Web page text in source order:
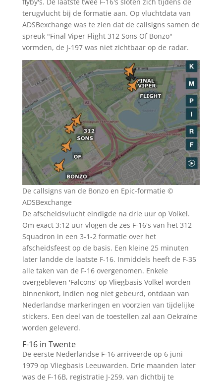
flyby's. De laatste twee F-16's sloten zich tijdens de
terugvlucht bij de formatie aan. Op vluchtdata van
ADSBexchange was te zien dat de callsigns samen de
spreuk "Final Viper Flight 312 Sons Of Bonzo"
vormden, de J-197 was niet zichtbaar op de radar.
De callsigns van de Bonzo en Epic-formatie ©
ADSBexchange
De afscheidsvlucht eindigde na drie uur op Volkel.
Om exact 3:12 uur vlogen de zes F-16's van het 312
Squadron in een 3-1-2 formatie over het
afscheidsfeest op de basis. Een kleine 25 minuten
later landde de laatste F-16. Inmiddels heeft de F-35
alle taken van de F-16 overgenomen. Enkele
overgebleven 'Falcons' op Vliegbasis Volkel worden
binnenkort, indien nog niet gebeurd, ontdaan van
Nederlandse markeringen en voorzien van tijdelijke
stickers. Een deel van de toestellen zal aan Oekraïne
worden geleverd.
F-16 in Twente
De eerste Nederlandse F-16 arriveerde op 6 juni
1979 op Vliegbasis Leeuwarden. Drie maanden later
was de F-16B, registratie J-259, van dichtbij te